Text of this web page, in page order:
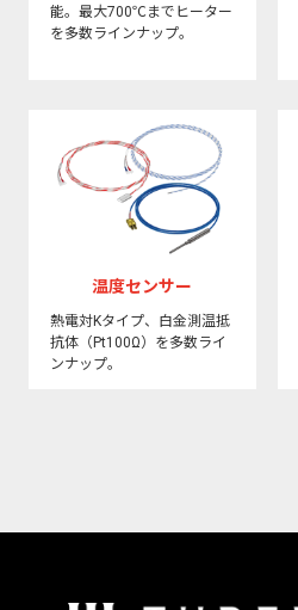
能。最大700℃までヒーター
を多数ラインナップ。
温度センサー
熱電対Kタイプ、白金測温抵
抗体（Pt100Ω）を多数ライ
ンナップ。